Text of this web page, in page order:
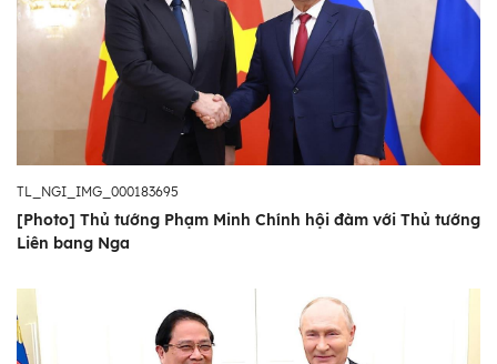
TL_NGI_IMG_000183695
[Photo] Thủ tướng Phạm Minh Chính hội đàm với Thủ tướng
Liên bang Nga